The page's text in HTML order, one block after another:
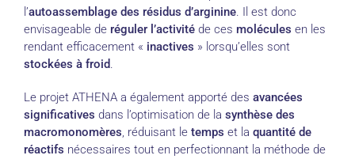
l’autoassemblage des résidus d’arginine. Il est donc
envisageable de réguler l’activité de ces molécules en les
rendant efficacement « inactives » lorsqu’elles sont
stockées à froid.
Le projet ATHENA a également apporté des avancées
significatives dans l’optimisation de la synthèse des
macromonomères, réduisant le temps et la quantité de
réactifs nécessaires tout en perfectionnant la méthode de